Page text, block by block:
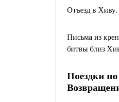
Отъезд в
Письма из
битвы близ
Поездки